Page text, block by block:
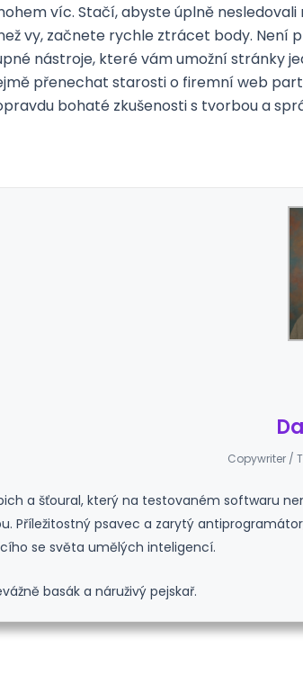
víc. Stačí, abyste úplně
vy, začnete rychle ztrácet body.
nástroje, které vám umožní stránky
přenechat starosti o firemní web
bohaté zkušenosti s tvorbou a
Copywriter /
a šťoural, který na testovaném softwaru
Příležitostný psavec a zarytý
se světa umělých inteligencí.
basák a náruživý pejskař.